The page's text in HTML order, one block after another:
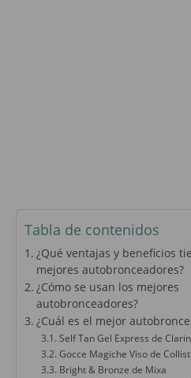
Tabla de contenidos
¿Qué ventajas y beneficios
mejores autobronceadores?
¿Cómo se usan los mejores
autobronceadores?
¿Cuál es el mejor
Self Tan Gel Express de
Gocce Magiche Viso de
Bright & Bronze de Mixa